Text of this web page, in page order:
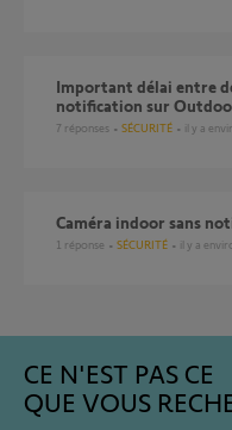
Important délai entre détection de mouvement et
notification sur
7 réponses SÉCURITÉ il y a
Caméra indoor sans
1 réponse SÉCURITÉ il y a
CE N'EST PAS CE
QUE VOUS